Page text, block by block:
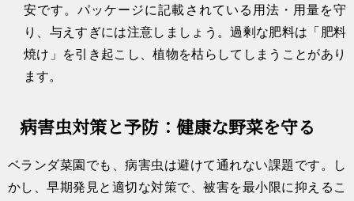
安です。パッケージに記載されている用法・用量を守
り、与えすぎには注意しましょう。過剰な肥料は「肥料
焼け」を引き起こし、植物を枯らしてしまうことがあり
ます。
病害虫対策と予防：健康な野菜を守る
ベランダ菜園でも、病害虫は避けて通れない課題です。し
かし、早期発見と適切な対策で、被害を最小限に抑えるこ